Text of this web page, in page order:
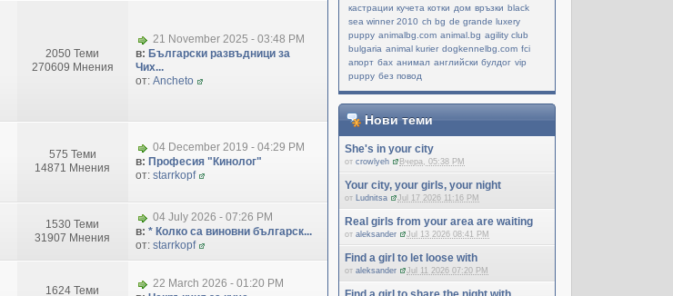
кастрации кучета котки дом връзки black
sea winner 2010 ch bg de grande luxery
puppy animalbg.com animal.bg agility club
bulgaria animal kurier dogkennelbg.com fci
апорт бах анимал английски булдог vip
puppy без повод
Нови теми
She's in your city
отcrowlyeh Вчера, 05:38 PM
Your city, your girls, your night
от Ludnitsa Jul 17 2026 11:16 PM
Real girls from your area are waiting
отaleksander Jul 13 2026 08:41 PM
Find a girl to let loose with
отaleksander Jul 11 2026 07:20 PM
Find a girl to share the night with
2050 Теми
270609 Мнения
21 November 2025 - 03:48 PM
в: Български развъдници за
Чих...
от: Ancheto
575 Теми
14871 Мнения
04 December 2019 - 04:29 PM
в: Професия "Кинолог"
от: starrkopf
1530 Теми
31907 Мнения
04 July 2026 - 07:26 PM
в: * Колко са виновни българск...
от: starrkopf
1624 Теми
22 March 2026 - 01:20 PM